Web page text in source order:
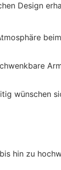
Design
wünschen
hin zu